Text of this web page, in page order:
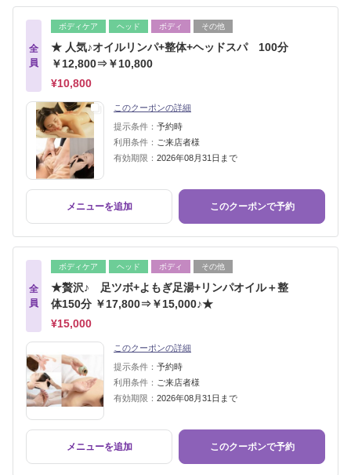
全
員
ボディケア ヘッド ボディ その他
★ 人気♪オイルリンパ+整体+ヘッドスパ 100分
￥12,800⇒￥10,800
¥10,800
このクーポンの詳細
提示条件： 予約時
利用条件： ご来店者様
有効期限： 2026年08月31日まで
メニューを追加 このクーポンで予約
全
員
ボディケア ヘッド ボディ その他
★贅沢♪ 足ツボ+よもぎ足湯+リンパオイル＋整
体150分 ￥17,800⇒￥15,000♪★
¥15,000
このクーポンの詳細
提示条件： 予約時
利用条件： ご来店者様
有効期限： 2026年08月31日まで
メニューを追加 このクーポンで予約